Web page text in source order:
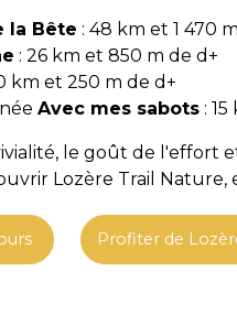
la Bête : 48 km et 1 470
: 26 km et 850 m de d+
km et 250 m de d+
Avec mes sabots :
le goût de l'effort
Lozère Trail Nature,
Profiter de